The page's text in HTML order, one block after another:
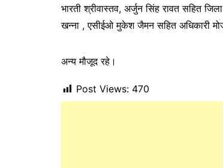
भारती श्रीवास्तव, अर्जुन सिंह रावत सहित
खन्ना , एसीईओ मुकेश जैमन सहित अधिकारी
अन्य मौजूद रहे।
Post Views: 470